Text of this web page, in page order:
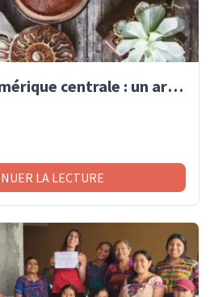
Les boissons d’Amérique centrale : un art de vivre traditionnel
LA LECTURE